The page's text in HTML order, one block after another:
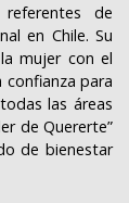
de
en Chile. Su
mujer con el
para
las áreas
de Quererte”
de bienestar